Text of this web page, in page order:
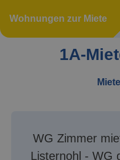
Wohnungen zur Miete
1A-
WG Zimmer
Listernohl - WG